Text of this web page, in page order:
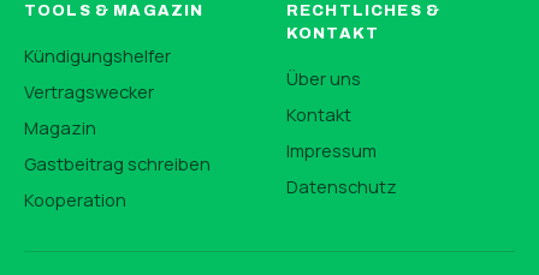
TOOLS & MAGAZIN
Kündigungshelfer
Vertragswecker
Magazin
Gastbeitrag schreiben
Kooperation
RECHTLICHES &
KONTAKT
Über uns
Kontakt
Impressum
Datenschutz